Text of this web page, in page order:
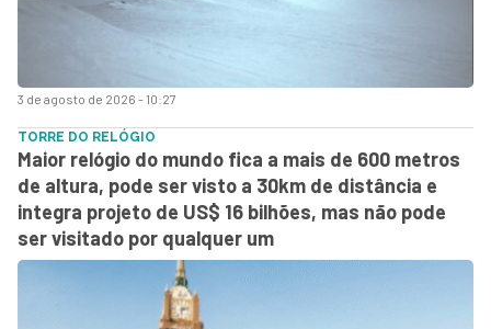
3 de agosto de 2026 - 10:27
TORRE DO RELÓGIO
Maior relógio do mundo fica a mais de 600 metros
de altura, pode ser visto a 30km de distância e
integra projeto de US$ 16 bilhões, mas não pode
ser visitado por qualquer um